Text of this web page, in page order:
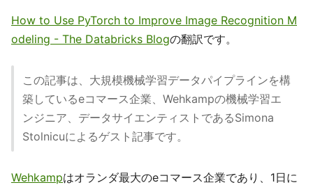
How to Use PyTorch to Improve Image Recognition M
odeling - The Databricks Blogの翻訳です。
この記事は、大規模機械学習データパイプラインを構
築しているeコマース企業、Wehkampの機械学習エ
ンジニア、データサイエンティストであるSimona
Stolnicuによるゲスト記事です。
Wehkampはオランダ最大のeコマース企業であり、1日に